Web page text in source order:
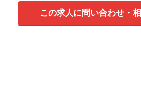
この求人に問い合わせ・